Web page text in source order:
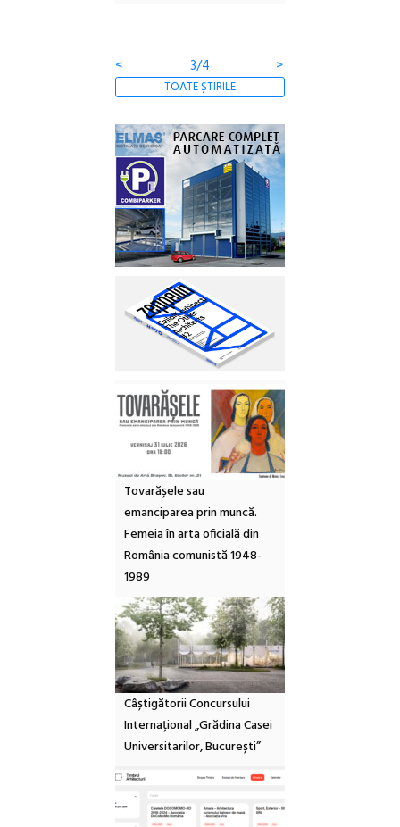
<
3/4 >
TOATE ȘTIRILE
Tovarășele sau
emanciparea prin muncă.
Femeia în arta oficială din
România comunistă 1948-
1989
Câștigătorii Concursului
Internațional „Grădina Casei
Universitarilor, București”